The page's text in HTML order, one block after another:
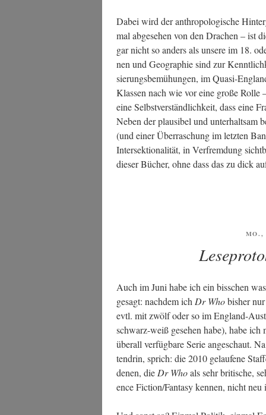
Dabei wird der anthro­po­lo­gi­sche
mal abge­se­hen von den Dra­chen – ist
gar nicht so anders als unse­re im 18.
nen und Geo­gra­phie sind zur
sie­rungs­be­mü­hun­gen, im Qua­si-
Klas­sen nach wie vor eine gro­ße Rol­le
eine Selbst­ver­ständ­lich­keit, dass eine
Neben der plau­si­bel und unter­halt­sam
(und einer Über­ra­schung im letz­ten
Inter­sek­tio­na­li­tät, in Ver­frem­dung
die­ser Bücher, ohne dass das zu dick
MO.,
Auch im Juni habe ich ein biss­chen
gesagt: nach­dem ich Dr Whobis­her
evtl. mit zwölf oder so im Eng­land-
schwarz-weiß gese­hen habe), habe
über­all ver­füg­ba­re Serie ange­schaut.
ten­drin, sprich: die 2010 gelau­fe­ne
denen, die Dr Whoals sehr bri­ti­sche,
ence Fiction/Fantasy ken­nen, nicht